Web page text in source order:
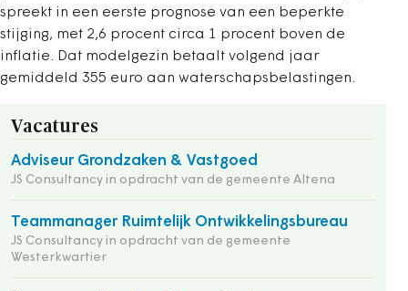
spreekt in een eerste prognose van een beperkte
stijging, met 2,6 procent circa 1 procent boven de
inflatie. Dat modelgezin betaalt volgend jaar
gemiddeld 355 euro aan waterschapsbelastingen.
Vacatures
Adviseur Grondzaken & Vastgoed
JS Consultancy in opdracht van de gemeente Altena
Teammanager Ruimtelijk Ontwikkelingsbureau
JS Consultancy in opdracht van de gemeente
Westerkwartier